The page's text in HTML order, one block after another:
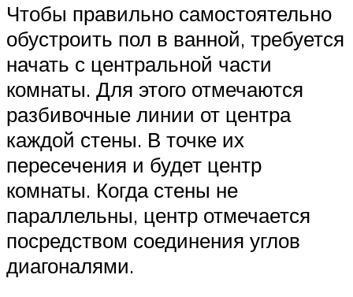
Чтобы правильно самостоятельно
обустроить пол в ванной, требуется
начать с центральной части
комнаты. Для этого отмечаются
разбивочные линии от центра
каждой стены. В точке их
пересечения и будет центр
комнаты. Когда стены не
параллельны, центр отмечается
посредством соединения углов
диагоналями.